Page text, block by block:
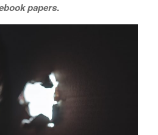
papers.